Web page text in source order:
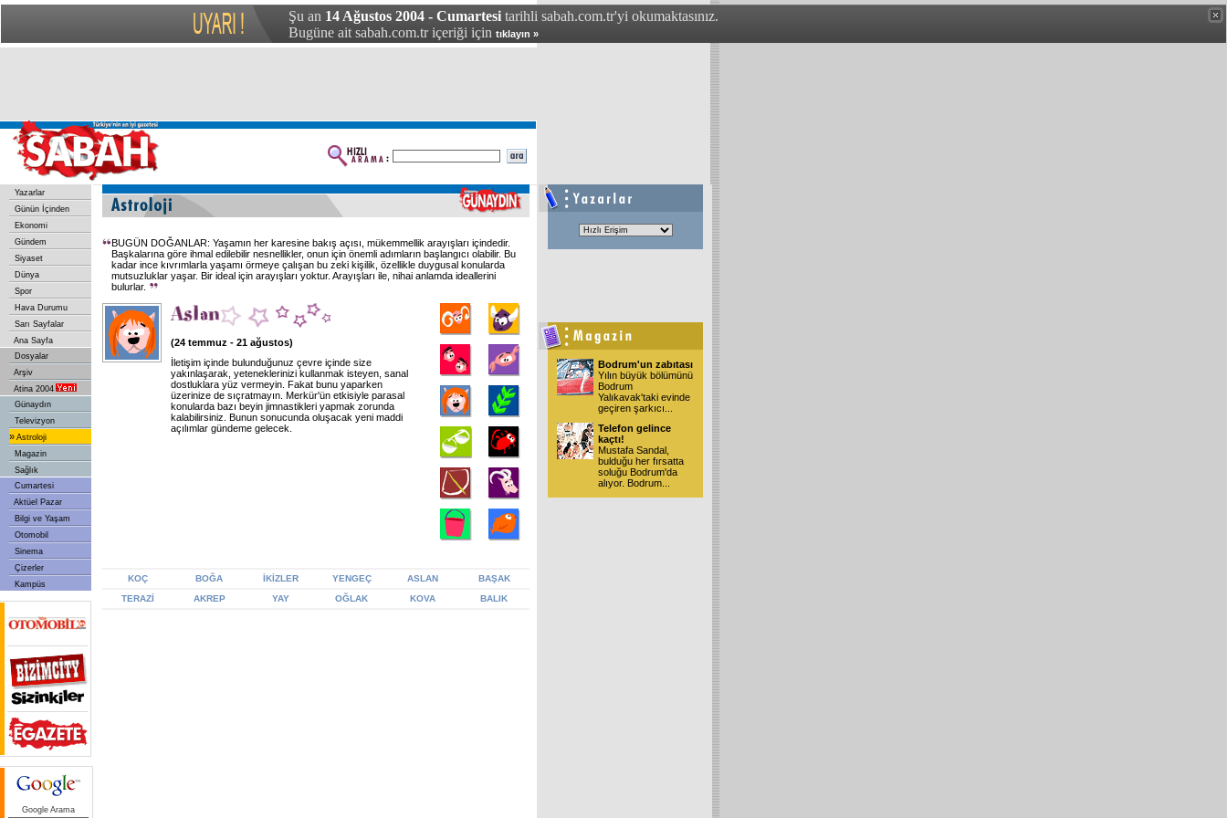
Şu an 14 Ağustos 2004 - Cumartesi tarihli sabah.com.tr'yi okumaktasınız.
Bugüne ait sabah.com.tr içeriği için tıklayın »
Yazarlar
Günün İçinden
Ekonomi
Gündem
Siyaset
Dünya
Spor
Hava Durumu
Sarı Sayfalar
Ana Sayfa
Dosyalar
Arşiv
Atina 2004
Günaydın
Televizyon
» Astroloji
Magazin
Sağlık
Cumartesi
Aktüel Pazar
Bilgi ve Yaşam
Otomobil
Sinema
Çizerler
Kampüs
Google Arama
BUGÜN DOĞANLAR: Yaşamın her karesine bakış açısı, mükemmellik arayışları içindedir.
Başkalarına göre ihmal edilebilir nesnellikler, onun için önemli adımların başlangıcı olabilir. Bu
kadar ince kıvrımlarla yaşamı örmeye çalışan bu zeki kişilik, özellikle duygusal konularda
mutsuzluklar yaşar. Bir ideal için arayışları yoktur. Arayışları ile, nihai anlamda ideallerini
bulurlar.
(24 temmuz - 21 ağustos)
İletişim içinde bulunduğunuz çevre içinde size
yakınlaşarak, yeteneklerinizi kullanmak isteyen, sanal
dostluklara yüz vermeyin. Fakat bunu yaparken
üzerinize de sıçratmayın. Merkür'ün etkisiyle parasal
konularda bazı beyin jimnastikleri yapmak zorunda
kalabilirsiniz. Bunun sonucunda oluşacak yeni maddi
açılımlar gündeme gelecek.
KOÇ BOĞA İKİZLER YENGEÇ ASLAN
BAŞAK
TERAZİ
AKREP YAY OĞLAK KOVA BALIK
Bodrum'un zabıtası
Yılın büyük bölümünü
Bodrum
Yalıkavak'taki evinde
geçiren şarkıcı
Telefon gelince
kaçtı!
Mustafa Sandal,
bulduğu her fırsatta
soluğu Bodrum'da
alıyor. Bodrum